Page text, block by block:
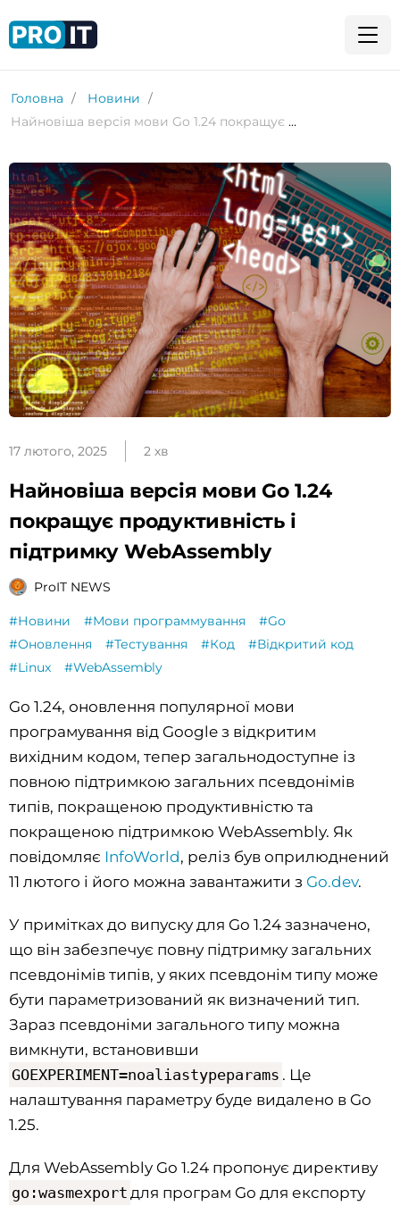
Головна
Новини
Найновіша версія мови Go 1.24 покращує продуктивність і підтримку WebAssembly
17 лютого, 2025 2 хв
Найновіша версія мови Go 1.24
покращує продуктивність і
підтримку WebAssembly
ProIT NEWS
#Новини #Мови программування
#Go
#Оновлення
#Тестування #Код
#Відкритий код
#Linux
#WebAssembly
Go 1.24, оновлення популярної мови
програмування від Google з відкритим
вихідним кодом, тепер загальнодоступне із
повною підтримкою загальних псевдонімів
типів, покращеною продуктивністю та
покращеною підтримкою WebAssembly. Як
повідомляє InfoWorld, реліз був оприлюднений
11 лютого і його можна завантажити з Go.dev.
У примітках до випуску для Go 1.24 зазначено,
що він забезпечує повну підтримку загальних
псевдонімів типів, у яких псевдонім типу може
бути параметризований як визначений тип.
Зараз псевдоніми загального типу можна
вимкнути, встановивши
GOEXPERIMENT=noaliastypeparams . Це
налаштування параметру буде видалено в Go
1.25.
Для WebAssembly Go 1.24 пропонує директиву
go:wasmexport для програм Go для експорту